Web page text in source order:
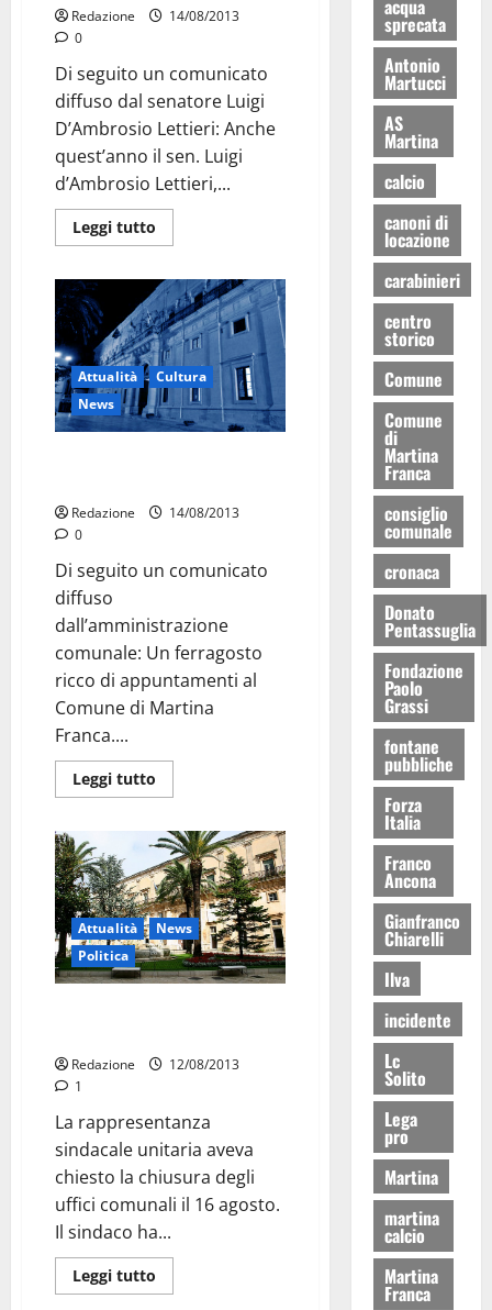
Redazione
14/08/2013
0
Di seguito un comunicato
diffuso dal senatore Luigi
D’Ambrosio Lettieri: Anche
quest’anno il sen. Luigi
d’Ambrosio Lettieri,...
Leggi tutto
Attualità
Cultura
News
Redazione
14/08/2013
0
Di seguito un comunicato
diffuso
dall’amministrazione
comunale: Un ferragosto
ricco di appuntamenti al
Comune di Martina
Franca....
Leggi tutto
Attualità
News
Politica
Redazione
12/08/2013
1
La rappresentanza
sindacale unitaria aveva
chiesto la chiusura degli
uffici comunali il 16 agosto.
Il sindaco ha...
Leggi tutto
acqua
sprecata
Antonio
Martucci
AS
Martina
calcio
canoni di
locazione
carabinieri
centro
storico
Comune
Comune
di
Martina
Franca
consiglio
comunale
cronaca
Donato
Pentassuglia
Fondazione
Paolo
Grassi
fontane
pubbliche
Forza
Italia
Franco
Ancona
Gianfranco
Chiarelli
Ilva
incidente
Lc
Solito
Lega
pro
Martina
martina
calcio
Martina
Franca